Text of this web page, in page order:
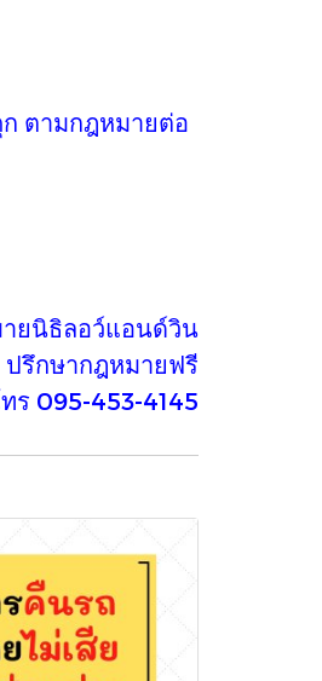
ามกฎหมายต่อ
ยนิธิลอว์แอนด์วิน
รึกษากฎหมายฟรี
ร 095-453-4145